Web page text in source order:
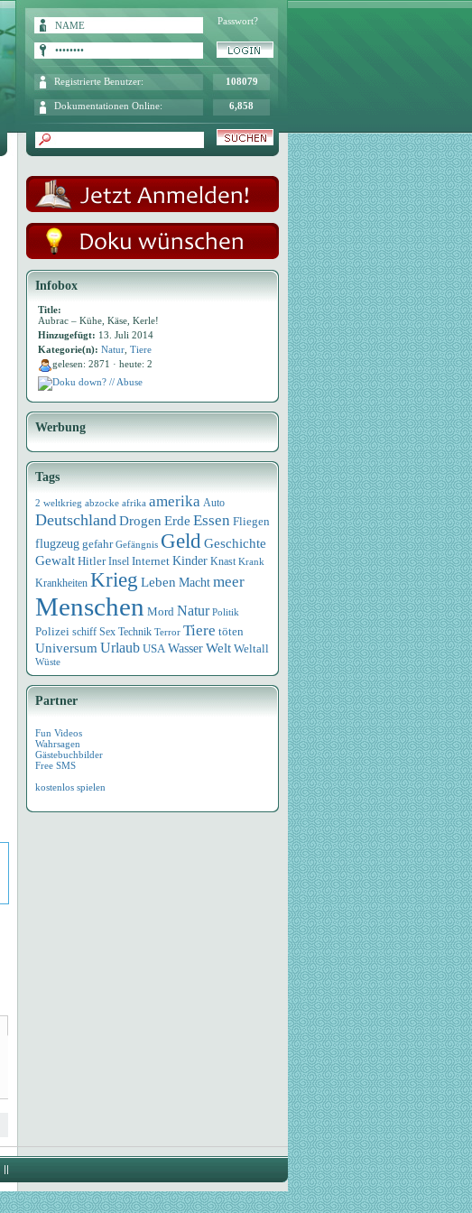
Passwort?
Registrierte Benutzer: 108079
Dokumentationen Online: 6,858
Infobox
Title:
Aubrac – Kühe, Käse, Kerle!
Hinzugefügt: 13. Juli 2014
Kategorie(n): Natur Tiere
gelesen: 2871 · heute: 2
Doku down? // Abuse
Werbung
Tags
2 weltkrieg abzocke afrika amerika Auto
DeutschlandDrogen Erde Essen Fliegen
flugzeug gefahr Gefängnis GeldGeschichte
Gewalt Hitler Insel Internet Kinder Knast Krank
Krankheiten Krieg Leben Macht meer
Menschen Mord Natur Politik
Polizei schiff Sex Technik Terror Tiere töten
Universum Urlaub USA WasserWelt Weltall
Wüste
Partner
Fun Videos
Wahrsagen
Gästebuchbilder
Free SMS
kostenlos spielen
||